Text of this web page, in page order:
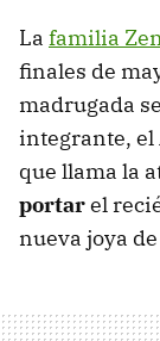
La familia
finales de
madrugada
integrante, el
que llama la
portarel
nueva joya